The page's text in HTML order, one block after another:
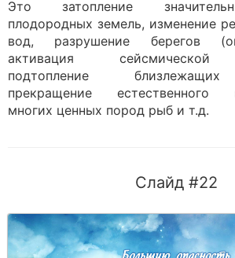
Это затопление
плодородных земель, изменение
вод, разрушение берегов
активация сейсмической
подтопление
прекращение естественного
многих ценных пород рыб и т.д.
Слайд #22